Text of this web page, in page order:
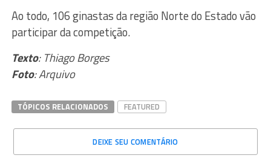
Ao todo, 106 ginastas da região Norte do Estado vão
participar da competição.
Texto: Thiago Borges
Foto: Arquivo
TÓPICOS RELACIONADOS FEATURED
DEIXE SEU COMENTÁRIO